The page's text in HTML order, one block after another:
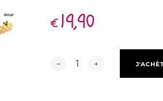
€19,90